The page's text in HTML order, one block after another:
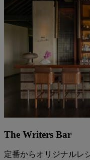
The Writers Bar
定番からオリジナルレ